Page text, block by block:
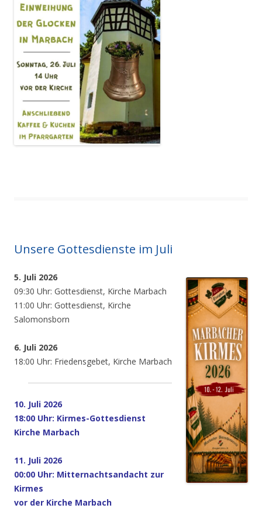
Unsere Gottesdienste im Juli
5. Juli 2026
09:30 Uhr: Gottesdienst, Kirche Marbach
11:00 Uhr: Gottesdienst, Kirche
Salomonsborn
6. Juli 2026
18:00 Uhr: Friedensgebet, Kirche Marbach
10. Juli 2026
18:00 Uhr: Kirmes-Gottesdienst
Kirche Marbach
11. Juli 2026
00:00 Uhr: Mitternachtsandacht zur
Kirmes
vor der Kirche Marbach